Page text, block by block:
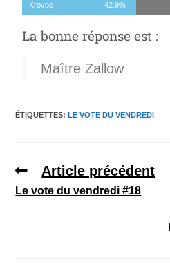
Krovos 42.9%
La bonne réponse est :
Maître Zallow
ÉTIQUETTES:LE VOTE DU VENDREDI
Article précédent
Le vote du vendredi #18